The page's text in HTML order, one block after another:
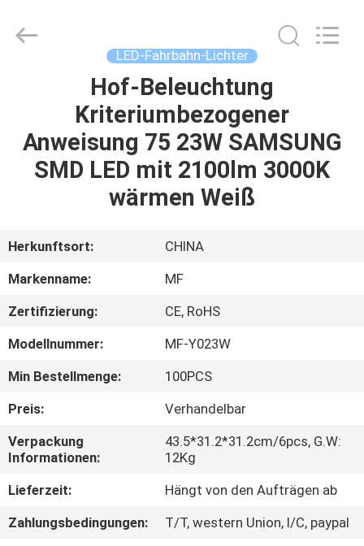
PRODUKTE
ÜBER
UNS
FABRIK-
AUSFLUG
QUALITÄTSKONTROLLE
TRETEN
SIE
UNS
Lighting
Co.,Ltd..
LED-Fahrbahn-Lichter
Hof-Beleuchtung
Kriteriumbezogener
Anweisung 75 23W SAMSUNG
SMD LED mit 2100lm 3000K
wärmen Weiß
Herkunftsort:
CHINA
Markenname:
MF
Zertifizierung:
CE, RoHS
Modellnummer:
MF-Y023W
Min Bestellmenge:
100PCS
Preis:
Verhandelbar
Verpackung
Informationen:
43.5*31.2*31.2cm/6pcs, G.W:
12Kg
Lieferzeit:
Hängt von den Aufträgen ab
Zahlungsbedingungen:
T/T, western Union, l/C, paypal